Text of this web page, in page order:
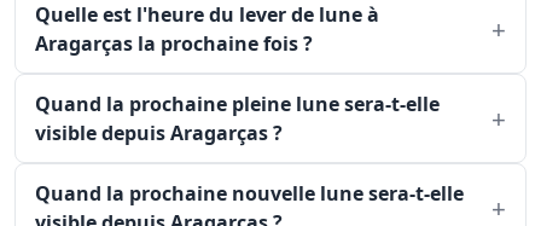
Quelle est l'heure du lever de lune à
Aragarças la prochaine fois ?
Quand la prochaine pleine lune sera-t-elle
visible depuis Aragarças ?
Quand la prochaine nouvelle lune sera-t-elle